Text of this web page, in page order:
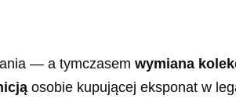
— a tymczasem wymiana
osobie kupującej eksponat w